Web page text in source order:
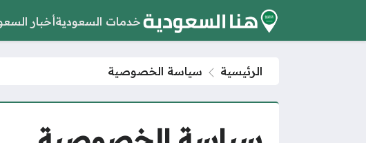
خدمات السعوديةأخبار
الرئيسية سياسة الخصوصية